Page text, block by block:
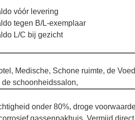
vóór levering
tegen B/L-exemplaar
L/C bij gezicht
Medische, Schone ruimte, de
schoonheidssalon,
onder 80%, droge
gassenpakhuis. Vermijd